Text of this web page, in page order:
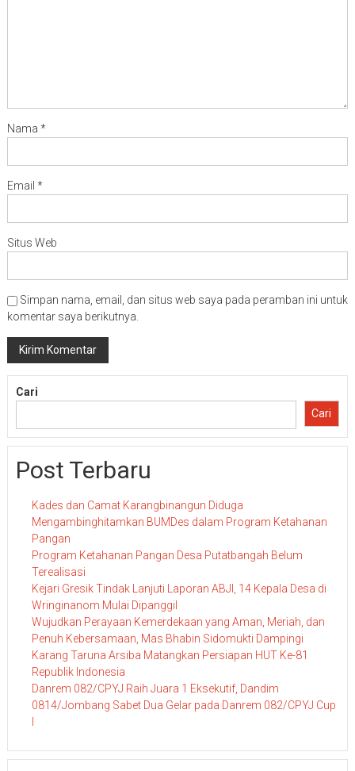
Nama *
Email *
Situs Web
Simpan nama, email, dan situs web saya pada peramban ini untuk
komentar saya berikutnya.
Cari
Cari
Post Terbaru
Kades dan Camat Karangbinangun Diduga
Mengambinghitamkan BUMDes dalam Program Ketahanan
Pangan
Program Ketahanan Pangan Desa Putatbangah Belum
Terealisasi
Kejari Gresik Tindak Lanjuti Laporan ABJI, 14 Kepala Desa di
Wringinanom Mulai Dipanggil
Wujudkan Perayaan Kemerdekaan yang Aman, Meriah, dan
Penuh Kebersamaan, Mas Bhabin Sidomukti Dampingi
Karang Taruna Arsiba Matangkan Persiapan HUT Ke-81
Republik Indonesia
Danrem 082/CPYJ Raih Juara 1 Eksekutif, Dandim
0814/Jombang Sabet Dua Gelar pada Danrem 082/CPYJ Cup